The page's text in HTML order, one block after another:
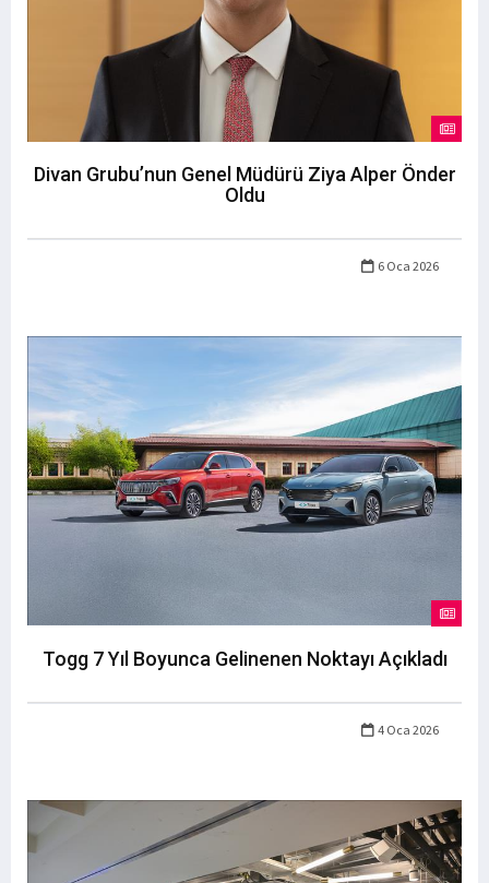
Divan Grubu’nun Genel Müdürü Ziya Alper Önder
Oldu
6 Oca 2026
Togg 7 Yıl Boyunca Gelinenen Noktayı Açıkladı
4 Oca 2026